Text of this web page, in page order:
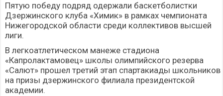
Пятую победу подряд одержали баскетболистки
Дзержинского клуба «Химик» в рамках чемпионата
Нижегородской области среди коллективов высшей
лиги.
В легкоатлетическом манеже стадиона
«Капролактамовец» школы олимпийского резерва
«Салют» прошел третий этап спартакиады школьников
на призы дзержинского филиала президентской
академии.